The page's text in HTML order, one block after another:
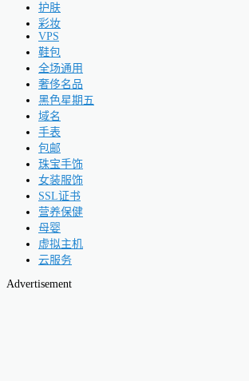
护肤
彩妆
VPS
鞋包
全场通用
奢侈名品
黑色星期五
域名
手表
包邮
珠宝手饰
女装服饰
SSL证书
营养保健
母婴
虚拟主机
云服务
Advertisement